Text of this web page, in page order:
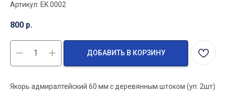
Артикул: EK 0002
800 р.
ДОБАВИТЬ В КОРЗИНУ
Якорь адмиралтейский 60 мм с деревянным штоком (уп. 2шт)